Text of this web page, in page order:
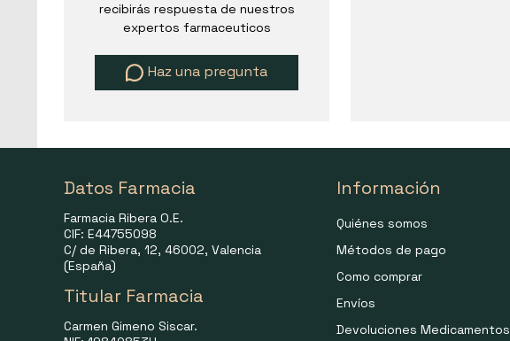
recibirás respuesta de nuestros
expertos farmaceuticos
Haz una pregunta
Datos Farmacia
Farmacia Ribera O.E.
CIF: E44755098
C/ de Ribera, 12, 46002, Valencia
(España)
Titular Farmacia
Carmen Gimeno Siscar.
Información
Quiénes somos
Métodos de pago
Como comprar
Envíos
Devoluciones Medicamentos